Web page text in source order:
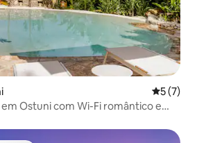
5 de
5 (7)
Ostuni com Wi-Fi romântico e